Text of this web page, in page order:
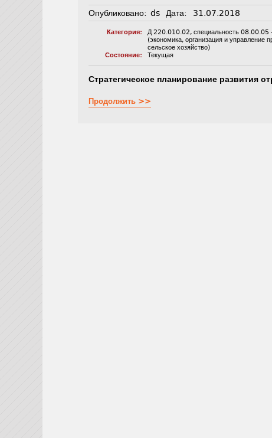
Опубликовано: ds Дата: 31.07.2018
Категория: Д 220.010.02,специальность 08.00.05
(экономика, организация и управление
сельское хозяйство)
Состояние:
Текущая
Стратегическое планирование развития
Продолжить >>